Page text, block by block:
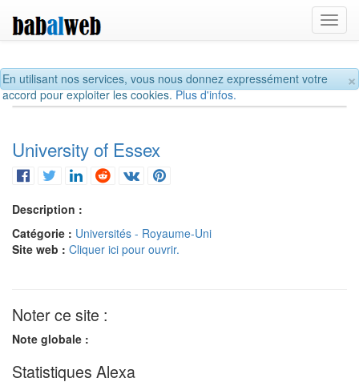
×
En utilisant nos services, vous nous donnez expressément votre
accord pour exploiter les cookies.Plus d'infos.
University of Essex
Description :
Catégorie : Universités - Royaume-Uni
Site web : Cliquer ici pour ouvrir.
Noter ce site :
Note globale :
Statistiques Alexa